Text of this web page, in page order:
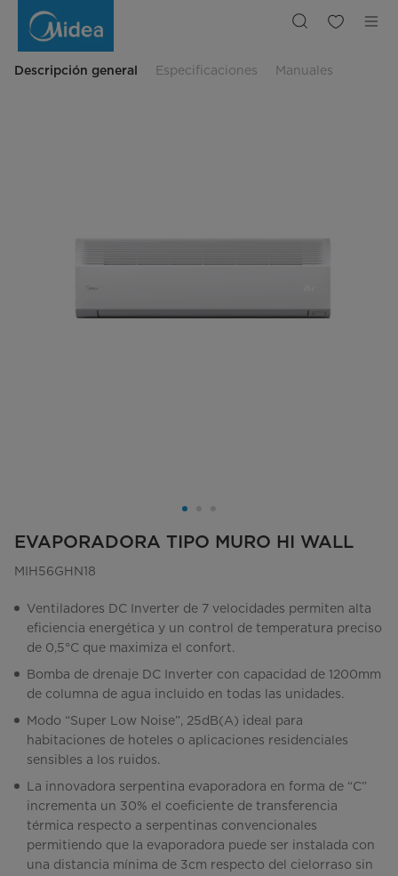
Descripción general Especificaciones Manuales
EVAPORADORA TIPO MURO HI WALL
MIH56GHN18
Ventiladores DC Inverter de 7 velocidades permiten alta
eficiencia energética y un control de temperatura preciso
de 0,5°C que maximiza el confort.
Bomba de drenaje DC Inverter con capacidad de 1200mm
de columna de agua incluido en todas las unidades.
Modo “Super Low Noise”, 25dB(A) ideal para
habitaciones de hoteles o aplicaciones residenciales
sensibles a los ruidos.
La innovadora serpentina evaporadora en forma de “C”
incrementa un 30% el coeficiente de transferencia
térmica respecto a serpentinas convencionales
permitiendo que la evaporadora puede ser instalada con
una distancia mínima de 3cm respecto del cielorraso sin